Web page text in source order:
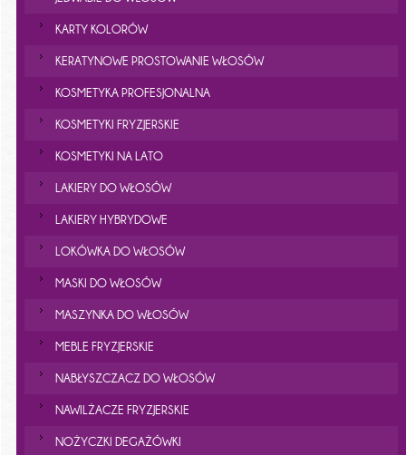
KARTY KOLORÓW
KERATYNOWE PROSTOWANIE WŁOSÓW
KOSMETYKA PROFESJONALNA
KOSMETYKI FRYZJERSKIE
KOSMETYKI NA LATO
LAKIERY DO WŁOSÓW
LAKIERY HYBRYDOWE
LOKÓWKA DO WŁOSÓW
MASKI DO WŁOSÓW
MASZYNKA DO WŁOSÓW
MEBLE FRYZJERSKIE
NABŁYSZCZACZ DO WŁOSÓW
NAWILŻACZE FRYZJERSKIE
NOŻYCZKI DEGAŻÓWKI